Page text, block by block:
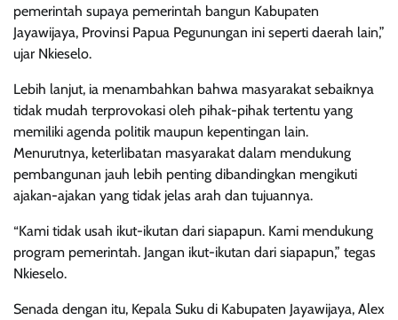
pemerintah supaya pemerintah bangun Kabupaten
Jayawijaya, Provinsi Papua Pegunungan ini seperti daerah lain,”
ujar Nkieselo.
Lebih lanjut, ia menambahkan bahwa masyarakat sebaiknya
tidak mudah terprovokasi oleh pihak-pihak tertentu yang
memiliki agenda politik maupun kepentingan lain.
Menurutnya, keterlibatan masyarakat dalam mendukung
pembangunan jauh lebih penting dibandingkan mengikuti
ajakan-ajakan yang tidak jelas arah dan tujuannya.
“Kami tidak usah ikut-ikutan dari siapapun. Kami mendukung
program pemerintah. Jangan ikut-ikutan dari siapapun,” tegas
Nkieselo.
Senada dengan itu, Kepala Suku di Kabupaten Jayawijaya, Alex